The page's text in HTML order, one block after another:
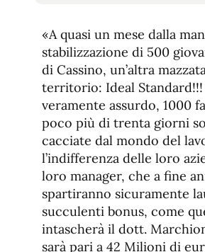
de
«A quasi un mese dalla
stabilizzazione di 500
di Cassino, un’altra
territorio: Ideal Standard!!!
veramente assurdo, 1000
poco più di trenta giorni
cacciate dal mondo del
l’indifferenza delle loro
loro manager, che a fine
spartiranno sicuramente
succulenti bonus, come
intascherà il dott.
sarà pari a 42 Milioni di